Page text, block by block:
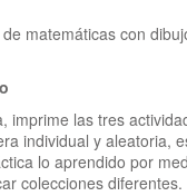
matemáticas con
imprime las tres
individual y aleatoria,
lo aprendido por
colecciones diferentes.